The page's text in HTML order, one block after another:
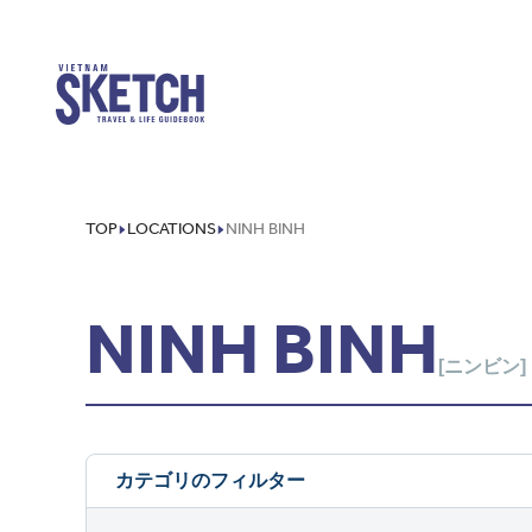
TOP LOCATIONS NINH BINH
NINH BINH [ニンビン]
カテゴリのフィルター